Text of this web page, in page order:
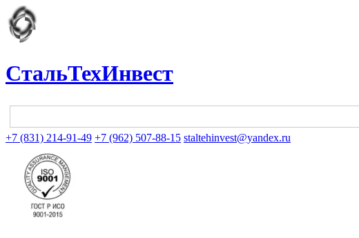
СтальТехИнвест
+7 (831) 214-91-49 +7 (962) 507-88-15 staltehinvest@yandex.ru